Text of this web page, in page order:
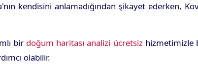
kendisini anlamadığından şikayet ederken,
bir doğum haritası analizi ücretsizhizmetimizle
olabilir.